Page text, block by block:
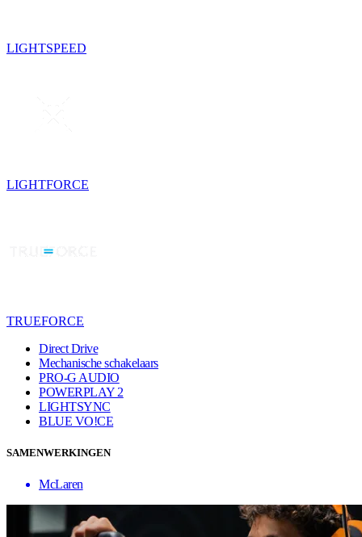
LIGHTSPEED
LIGHTFORCE
TRUEFORCE
Direct Drive
Mechanische schakelaars
PRO-G AUDIO
POWERPLAY 2
LIGHTSYNC
BLUE VO!CE
SAMENWERKINGEN
McLaren